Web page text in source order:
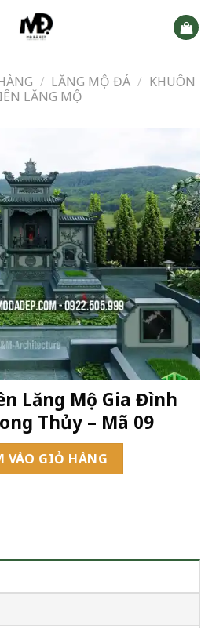
/ LĂNG MỘ ĐÁ / KHUÔN
LĂNG MỘ
Lăng Mộ Gia Đình
Thủy – Mã 09
Gia Đình Đẹp – Chuẩn Phong Thủy
VÀO GIỎ HÀNG